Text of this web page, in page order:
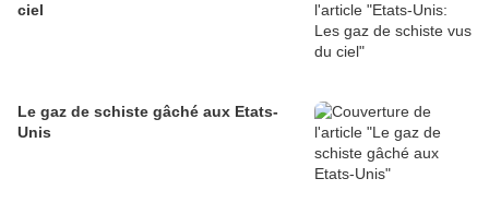
ciel
Le gaz de schiste gâché aux Etats-
Unis